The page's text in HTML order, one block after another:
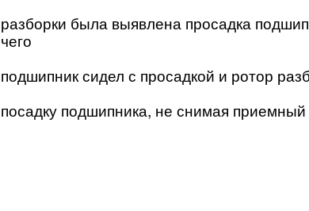
разборки была выявлена просадка
чего
подшипник сидел с просадкой и ротор
посадку подшипника, не снимая